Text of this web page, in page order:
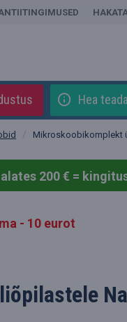
Hea teada
Mikroskoobikomplekt
200 € =
- 10 eurot